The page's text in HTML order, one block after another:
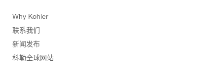
Why Kohler
联系我们
新闻发布
科勒全球网站